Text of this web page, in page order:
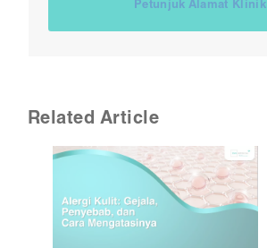
Petunjuk Alamat Klinik
Related Article